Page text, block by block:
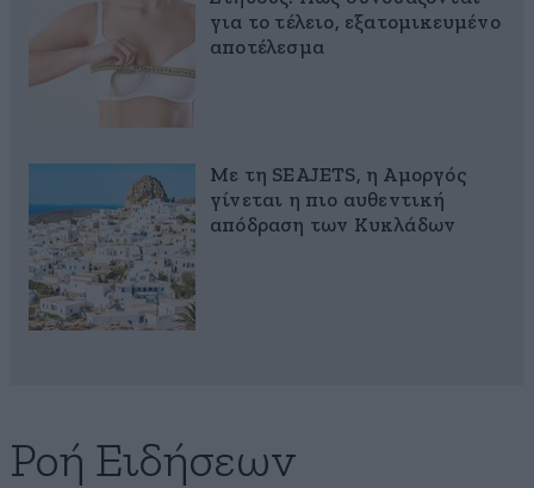
για το τέλειο, εξατομικευμένο
αποτέλεσμα
Με τη SEAJETS, η Αμοργός
γίνεται η πιο αυθεντική
απόδραση των Κυκλάδων
Ροή Ειδήσεων